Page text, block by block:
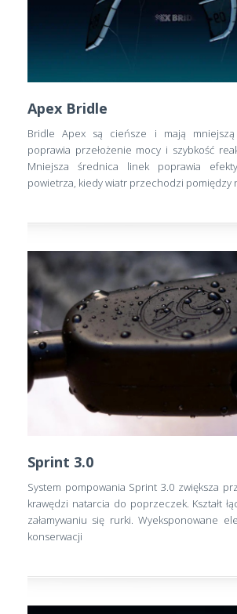
Apex Bridle
Bridle Apex są cieńsze i mają mniejszą
poprawia przełożenie mocy i szybkość
Mniejsza średnica linek poprawia
powietrza, kiedy wiatr przechodzi pomiędzy
Sprint 3.0
System pompowania Sprint 3.0 zwiększa
krawędzi natarcia do poprzeczek. Kształt
załamywaniu się rurki. Wyeksponowane
konserwacji